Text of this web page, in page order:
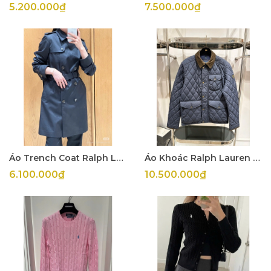
5.200.000₫ 7.500.000₫
Áo Trench Coat Ralph Laurent
6.100.000₫
Áo Khoác Ralph Lauren Nam
10.500.000₫